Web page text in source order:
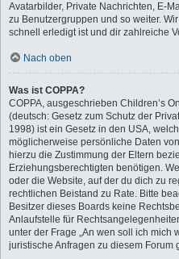
Avatarbilder, Private Nachrichten, E-
zu Benutzergruppen und so weiter.
schnell erledigt ist und dir zahlreiche
Nach oben
Was ist COPPA?
COPPA, ausgeschrieben Children’s
(deutsch: Gesetz zum Schutz der
1998) ist ein Gesetz in den USA,
möglicherweise persönliche Daten
hierzu die Zustimmung der Eltern
Erziehungsberechtigten benötigen.
oder die Website, auf der du dich zu
rechtlichen Beistand zu Rate. Bitte
Besitzer dieses Boards keine
Anlaufstelle für
unter der Frage „An wen soll ich mich
juristische Anfragen zu diesem Forum